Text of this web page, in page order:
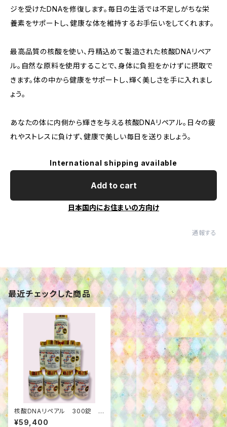
ジを受けたDNAを修復します。毎日の生活では不足しがちな栄
養素をサポートし、健康な体を維持するお手伝いをしてくれます。
最高品質の核酸を使い、丹精込めて製造された核酸DNAリペア
ル。自然な原料を使用することで、身体に負担をかけずに摂取で
きます。体の中から健康をサポートし、輝く美しさを手に入れまし
ょう。
あなたの体に内側から輝きを与える核酸DNAリペアル。日々の疲
れやストレスに負けず、健康で美しい毎日を送りましょう。
International shipping available
Add to cart
日本国内にお住まいの方向け
通報する
最近チェックした商品
核酸DNAリペアル 300錠 1
0個セット
¥59,400